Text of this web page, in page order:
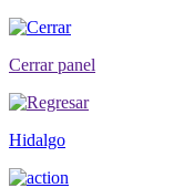
Cerrar panel
Hidalgo